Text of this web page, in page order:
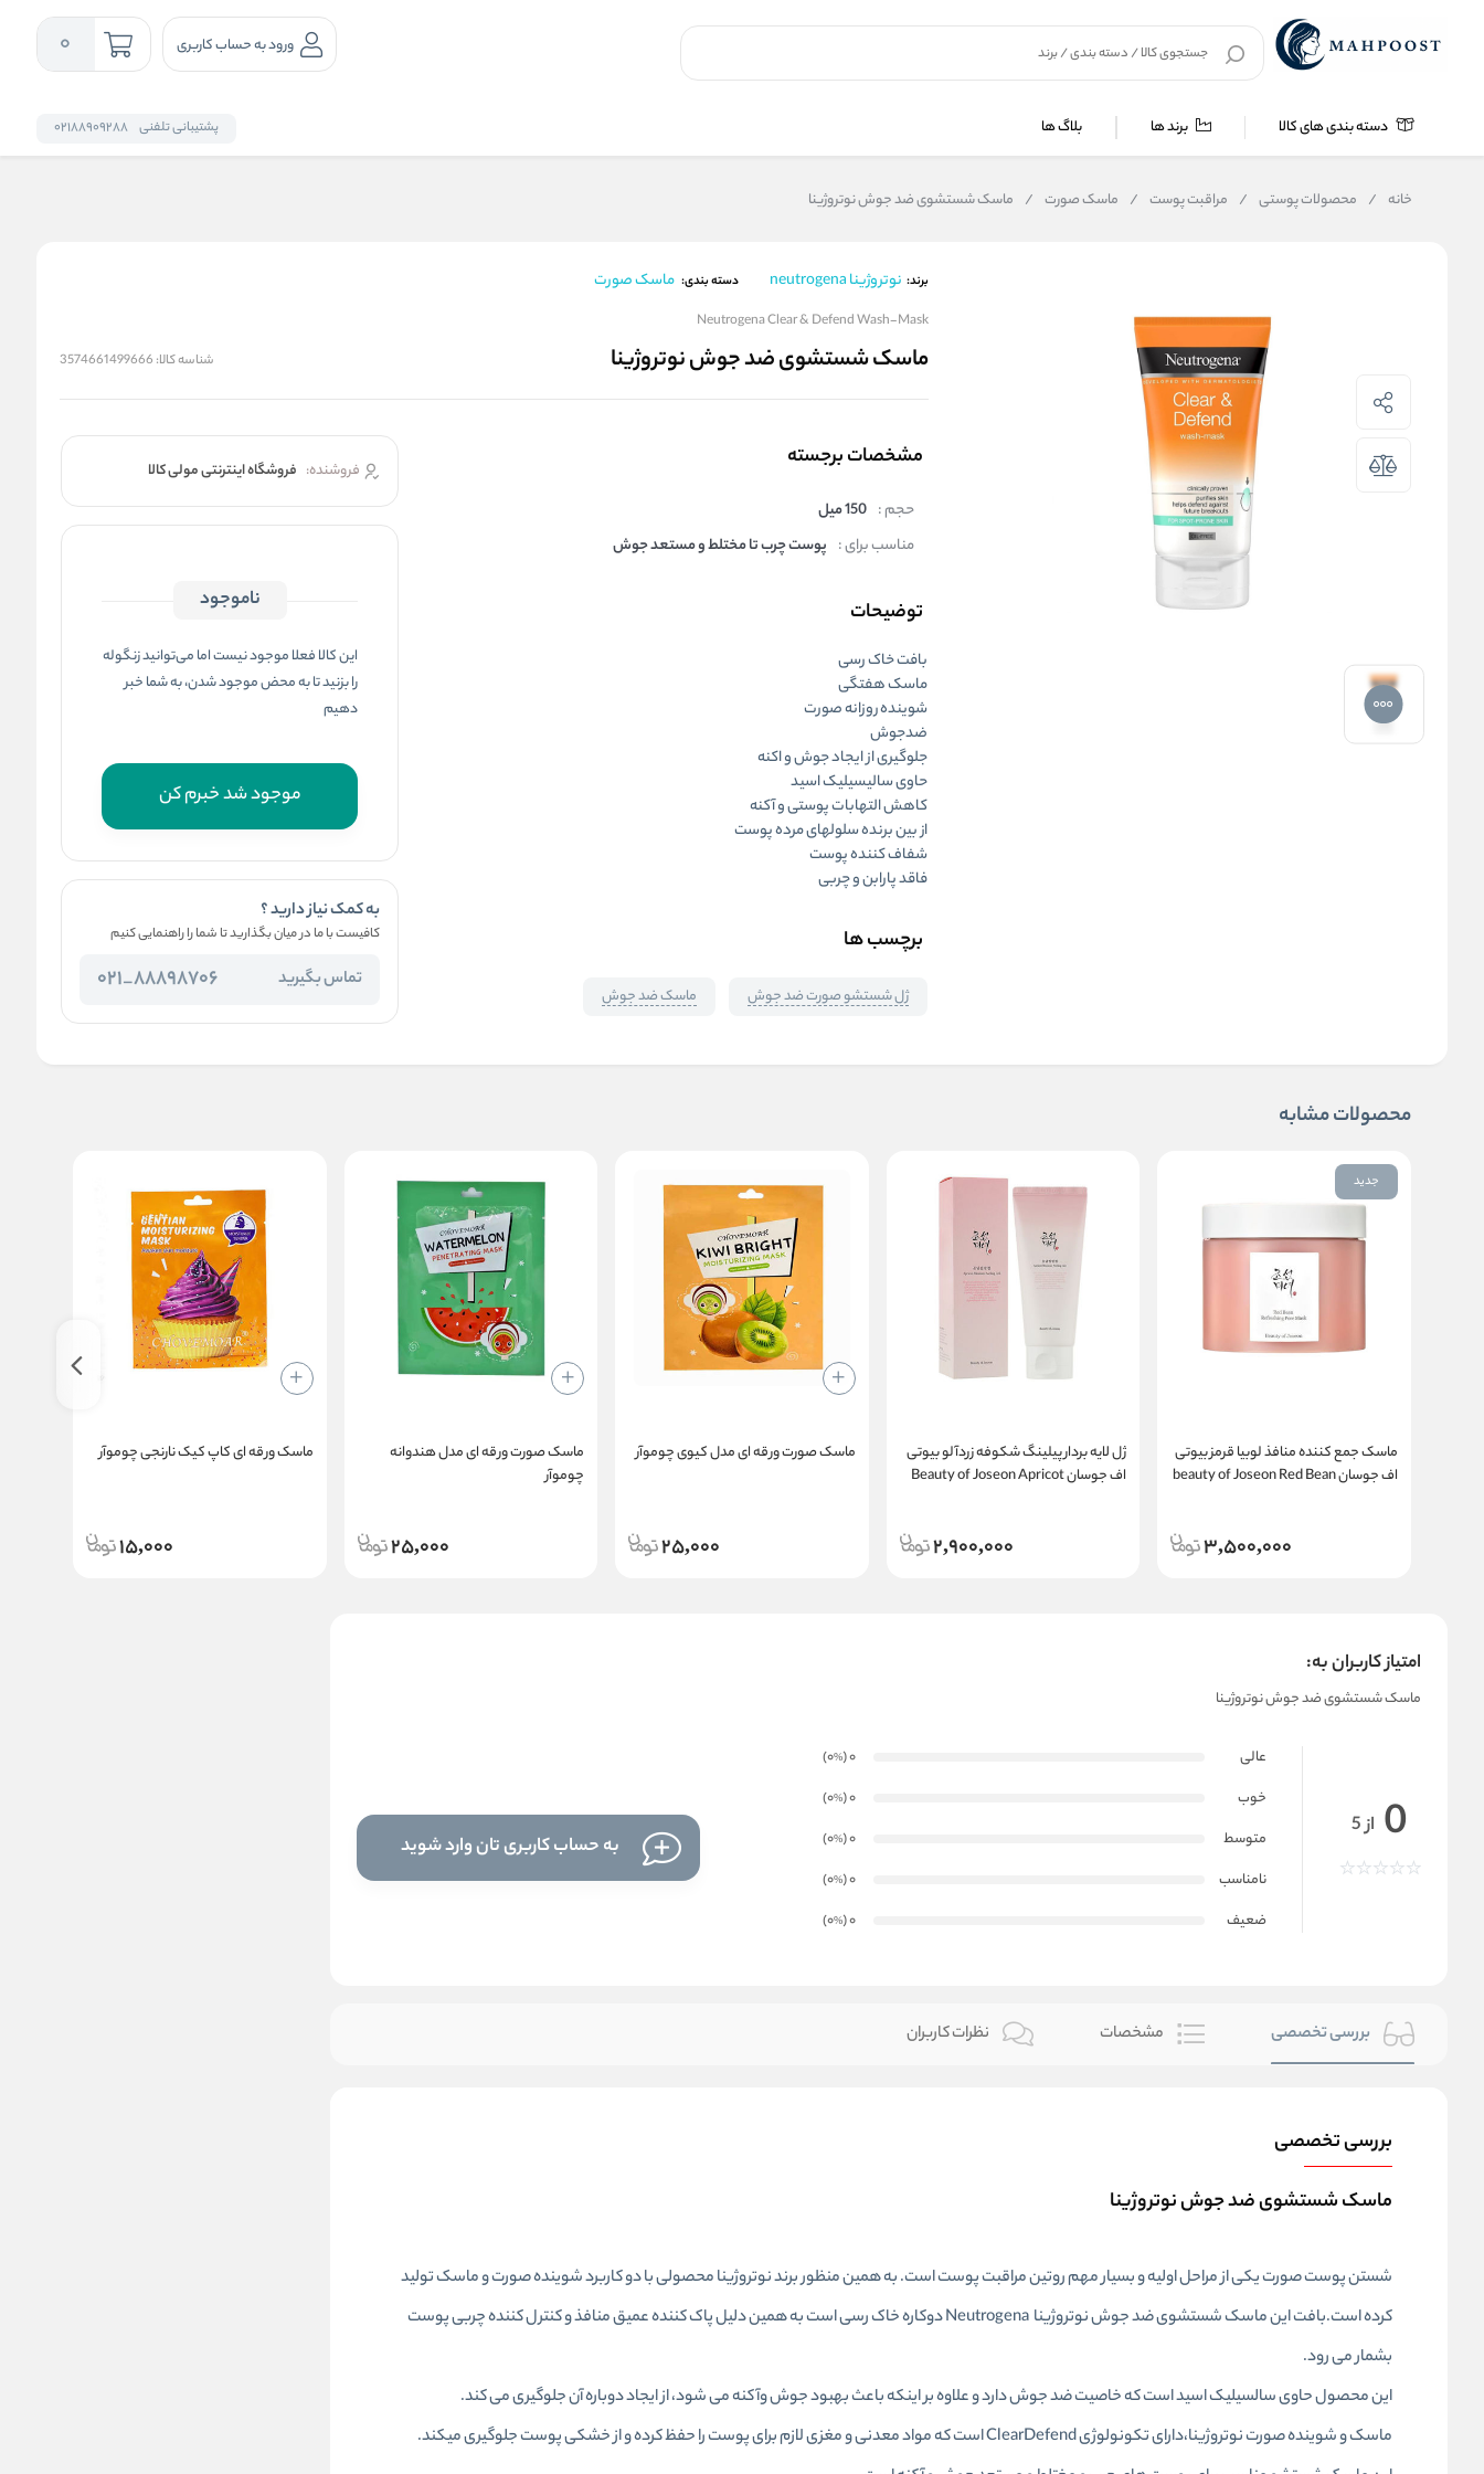
ورود به حساب کاربری 0
دسته بندی های کالا برند ها بلاگ ها پشتیبانی تلفنی 02188909288
خانه / محصولات پوستی / مراقبت پوست / ماسک صورت / ماسک شستشوی ضد جوش نوتروژینا
برند: نوتروژینا neutrogena دسته بندی: ماسک صورت
Neutrogena Clear & Defend Wash-Mask
ماسک شستشوی ضد جوش نوتروژینا شناسه کالا: 3574661499666
مشخصات برجسته
حجم : 150 میل
مناسب برای : پوست چرب تا مختلط و مستعد جوش
توضیحات
بافت خاک رسی
ماسک هفتگی
شوینده روزانه صورت
ضدجوش
جلوگیری از ایجاد جوش و اکنه
حاوی سالیسیلیک اسید
کاهش التهابات پوستی و آکنه
از بین برنده سلولهای مرده پوست
شفاف کننده پوست
فاقد پارابن و چربی
برچسب ها
ژل شستشو صورت ضد جوش ماسک ضد جوش
فروشنده: فروشگاه اینترنتی مولی کالا
ناموجود
این کالا فعلا موجود نیست اما می‌توانید زنگوله
را بزنید تا به محض موجود شدن، به شما خبر
دهیم
موجود شد خبرم کن
به کمک نیاز دارید ؟
کافیست با ما در میان بگذارید تا شما را راهنمایی کنیم
تماس بگیرید 88898706_021
محصولات مشابه
جدید
ماسک جمع کننده منافذ لوبیا قرمز بیوتی
اف جوسان beauty of Joseon Red Bean
3,500,000
ژل لایه بردار پیلینگ شکوفه زردآلو بیوتی
اف جوسان Beauty of Joseon Apricot
2,900,000
ماسک صورت ورقه ای مدل کیوی چوموآر
25,000
ماسک صورت ورقه ای مدل هندوانه
چوموآر
25,000
ماسک ورقه ای کاپ کیک نارنجی چوموآر
15,000
امتیاز کاربران به:
ماسک شستشوی ضد جوش نوتروژینا
0 از 5
عالی 0
(0
%
)
خوب
0
(0
%
)
متوسط
0
(0
%
)
نامناسب
0
(0
%
)
ضعیف
0
(0
%
)
به حساب کاربری تان وارد شوید
بررسی تخصصی مشخصات نظرات کاربران
بررسی تخصصی
ماسک شستشوی ضد جوش نوتروژینا
شستن پوست صورت یکی از مراحل اولیه و بسیار مهم روتین مراقبت پوست است. به همین منظور برند نوتروژینا محصولی با دو کاربرد شوینده صورت و ماسک تولید
کرده است.بافت این ماسک شستشوی ضد جوش نوتروژینا Neutrogena دوکاره خاک رسی است به همین دلیل پاک کننده عمیق منافذ و کنترل کننده چربی پوست
بشمار می رود.
این محصول حاوی سالسیلیک اسید است که خاصیت ضد جوش دارد و علاوه بر اینکه باعث بهبود جوش وآکنه می شود، از ایجاد دوباره آن جلوگیری می کند.
ماسک و شوینده صورت نوتروژینا،دارای تکونولوژی ClearDefend است که مواد معدنی و مغزی لازم برای پوست را حفظ کرده و از خشکی پوست جلوگیری میکند.